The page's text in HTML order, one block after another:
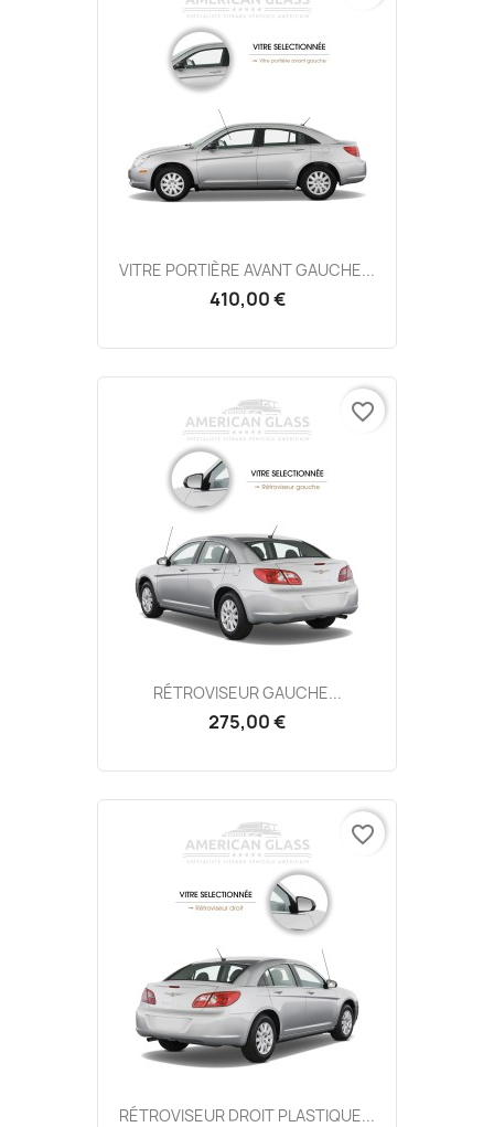
VITRE PORTIÈRE AVANT GAUCHE...
410,00 €
RÉTROVISEUR GAUCHE...
275,00 €
favorite_border
RÉTROVISEUR DROIT PLASTIQUE...
favorite_border